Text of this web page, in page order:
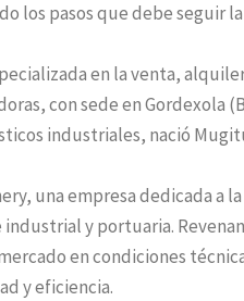
los pasos que debe seguir
en la venta,
con sede en Gordexola
industriales, nació
una empresa dedicada a
y portuaria.
en condiciones
y eficiencia.